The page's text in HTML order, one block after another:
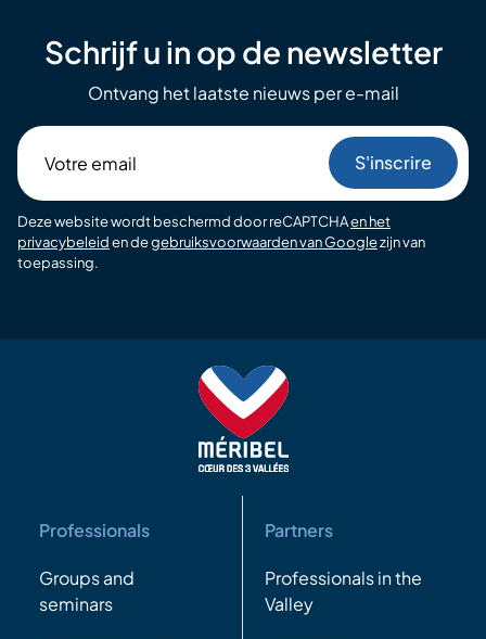
Schrijf u in op de newsletter
Ontvang het laatste nieuws per e-mail
email
Deze website wordt beschermd door reCAPTCHAen het
privacybeleiden degebruiksvoorwaarden van Googlezijn van
toepassing.
Professionals
Groups and
seminars
Partners
Professionals in the
Valley